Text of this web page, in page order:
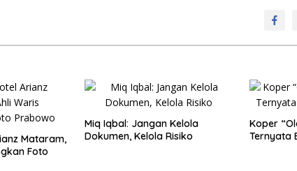
Mataram,
Foto
Miq Iqbal: Jangan Kelola
Dokumen, Kelola Risiko
Koper
Ternyata